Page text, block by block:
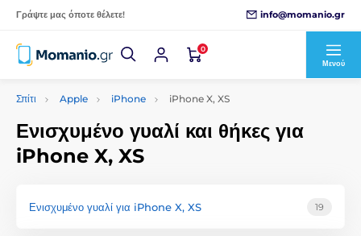
Γράψτε μας όποτε θέλετε! info@momanio.gr
0
Μενού
Σπίτι Apple iPhone iPhone X, XS
Ενισχυμένο γυαλί και θήκες για
iPhone X, XS
Ενισχυμένο γυαλί για iPhone X, XS 19